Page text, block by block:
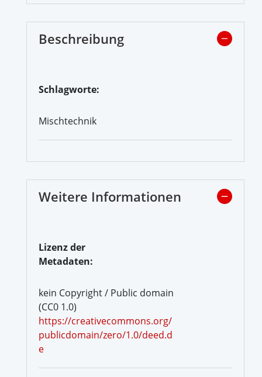
Beschreibung
Schlagworte:
Mischtechnik
Weitere Informationen
Lizenz der
Metadaten:
kein Copyright / Public domain
(CC0 1.0)
https://creativecommons.org/
publicdomain/zero/1.0/deed.d
e